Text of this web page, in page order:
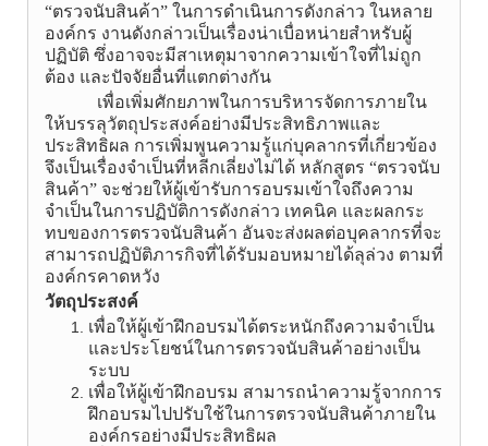
“ตรวจนับสินค้า” ในการดำเนินการดังกล่าว ในหลาย
องค์กร งานดังกล่าวเป็นเรื่องน่าเบื่อหน่ายสำหรับผู้
ปฏิบัติ ซึ่งอาจจะมีสาเหตุมาจากความเข้าใจที่ไม่ถูก
ต้อง และปัจจัยอื่นที่แตกต่างกัน
เพื่อเพิ่มศักยภาพในการบริหารจัดการภายใน
ให้บรรลุวัตถุประสงค์อย่างมีประสิทธิภาพและ
ประสิทธิผล การเพิ่มพูนความรู้แก่บุคลากรที่เกี่ยวข้อง
จึงเป็นเรื่องจำเป็นที่หลีกเลี่ยงไม่ได้ หลักสูตร “ตรวจนับ
สินค้า” จะช่วยให้ผู้เข้ารับการอบรมเข้าใจถึงความ
จำเป็นในการปฏิบัติการดังกล่าว เทคนิค และผลกระ
ทบของการตรวจนับสินค้า อันจะส่งผลต่อบุคลากรที่จะ
สามารถปฏิบัติภารกิจที่ได้รับมอบหมายได้ลุล่วง ตามที่
องค์กรคาดหวัง
วัตถุประสงค์
เพื่อให้ผู้เข้าฝึกอบรมได้ตระหนักถึงความจำเป็น
และประโยชน์ในการตรวจนับสินค้าอย่างเป็น
ระบบ
เพื่อให้ผู้เข้าฝึกอบรม สามารถนำความรู้จากการ
ฝึกอบรมไปปรับใช้ในการตรวจนับสินค้าภายใน
องค์กรอย่างมีประสิทธิผล